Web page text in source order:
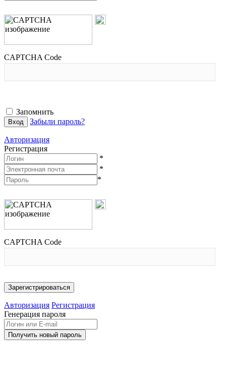
CAPTCHA Code
Запомнить
Забыли пароль?
Авторизация
Регистрация
*
*
*
CAPTCHA Code
Авторизация Регистрация
Генерация пароля